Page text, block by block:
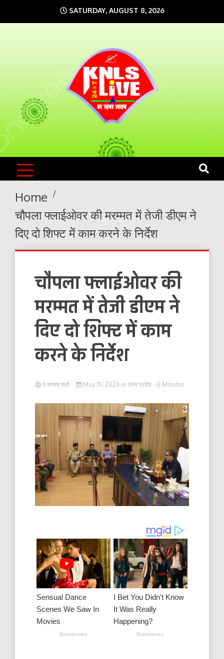
to
SATURDAY, AUGUST 8, 2026
KNLS LIVE
India`s No.1 News Portal
Home
चौपला फ्लाईओवर की मरम्मत में तेजी डीएम ने
दिए दो शिफ्ट में काम करने के निर्देश
चौपला फ्लाईओवर की
मरम्मत में तेजी डीएम ने
दिए दो शिफ्ट में काम
करने के निर्देश
पं.सत्यम शर्मा May 15, 2026 in उत्तर प्रदेश - 0 Minutes